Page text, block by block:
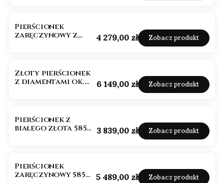
Pierścionek
zaręczynowy z
Cena
4 279,00 zł Zobacz produkt
Złoty pierścionek
z diamentami ok.
Cena
6 149,00 zł Zobacz produkt
Pierścionek z
białego złota 585
Cena
3 839,00 zł Zobacz produkt
Pierścionek
zaręczynowy 585
Cena
5 489,00 zł Zobacz produkt